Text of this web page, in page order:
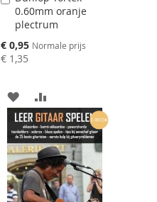
0.60mm oranje
plectrum
Speciale
prijs
€ 0,95 Normale prijs
€ 1,35
winkelwagen
toevoegen
AAN
VERLANGLIJST
TOEVOEGEN
TOE
OM
TE
VERGELIJKEN